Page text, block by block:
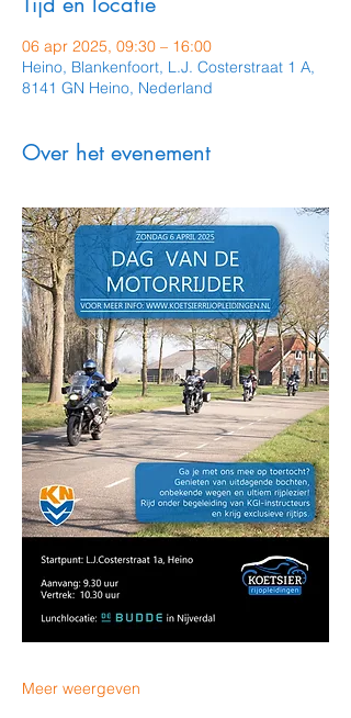
06 apr 2025, 09:30 – 16:00
Heino, Blankenfoort, L.J. Costerstraat 1 A,
8141 GN Heino, Nederland
Over het evenement
Meer weergeven